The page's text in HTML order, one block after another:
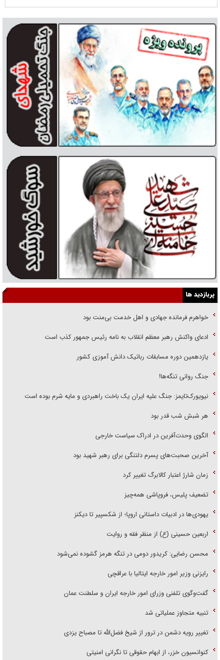
پربازدید ها
خواهرم فرمانده جهادی و اهل خدمت بی‌منت بود
ادعای واکنش رهبر معظم انقلاب به نامه رئیس جمهور کذب است
یازدهمین دوره مسابقات رباتیک دانش آموزی کشور
جنگ روانی تنگه‌ها!
نیویورک‌تایمز: جنگ علیه ایران یک باخت راهبردی و مایه شرم بوده است
هر شبش شب قدر بود
الگوی وحدت‌آفرین در ادراک سیاست خارجی
آخرین صحبت‌های پسرم دلتنگی برای رهبر شهید بود
زمان شارژ اعتبار کالابرگ تغییر کرد
تضعیف پلیس، فروپاشی همه‌چیز
یهودی‌ها در ادبیات داستانی اروپا؛ از شکسپیر تا دیکنز
اربعین حسینی (ع) از منظر فقه و روایت
محسن رضایی: کریدور دومی در تنگه هرمز گشوده نمی‌شود
رایزنی وزیر امور خارجه ایتالیا با عراقچی
گفت‌وگوی تلفنی وزرای امور خارجه ایران و سلطنت عمان
تنبیه متجاوز عملیاتی شد
تغییر رویه دشمن در ترور از شیخ فضل‌الله تا مصباح یزدی
کنوانسیون خزر، از ابهام حقوقی تا نگرانی امنیتی